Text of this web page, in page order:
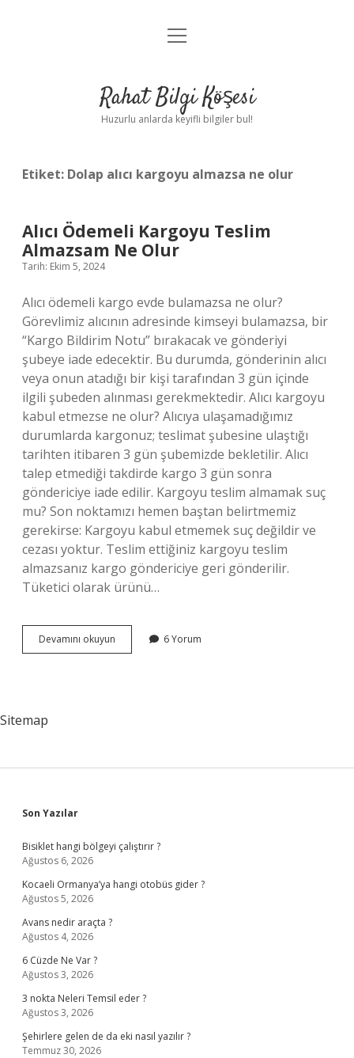
Anasayfa
Yasal Uyarı
menüyü
Rahat Bilgi Köşesi
Huzurlu anlarda keyifli bilgiler bul!
Etiket: Dolap alıcı kargoyu almazsa ne olur
Alıcı Ödemeli Kargoyu Teslim
Almazsam Ne Olur
Tarih: Ekim 5, 2024
Alıcı ödemeli kargo evde bulamazsa ne olur?
Görevlimiz alıcının adresinde kimseyi bulamazsa, bir
“Kargo Bildirim Notu” bırakacak ve gönderiyi
şubeye iade edecektir. Bu durumda, gönderinin alıcı
veya onun atadığı bir kişi tarafından 3 gün içinde
ilgili şubeden alınması gerekmektedir. Alıcı kargoyu
kabul etmezse ne olur? Alıcıya ulaşamadığımız
durumlarda kargonuz; teslimat şubesine ulaştığı
tarihten itibaren 3 gün şubemizde bekletilir. Alıcı
talep etmediği takdirde kargo 3 gün sonra
göndericiye iade edilir. Kargoyu teslim almamak suç
mu? Son noktamızı hemen baştan belirtmemiz
gerekirse: Kargoyu kabul etmemek suç değildir ve
cezası yoktur. Teslim ettiğiniz kargoyu teslim
almazsanız kargo göndericiye geri gönderilir.
Tüketici olarak ürünü…
Devamını okuyun
Ödemeli
6 Yorum
Sitemap
Sidebar
Son Yazılar
Bisiklet hangi bölgeyi çalıştırır ?
Ağustos 6, 2026
Kocaeli Ormanya’ya hangi otobüs gider ?
Ağustos 5, 2026
Avans nedir araçta ?
Ağustos 4, 2026
6 Cüzde Ne Var ?
Ağustos 3, 2026
3 nokta Neleri Temsil eder ?
Ağustos 3, 2026
Şehirlere gelen de da eki nasıl yazılır ?
Temmuz 30, 2026